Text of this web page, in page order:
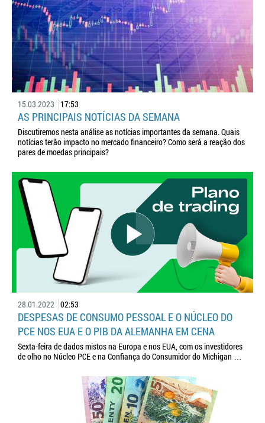
15.03.2023 17:53
AS PRINCIPAIS NOTÍCIAS DA SEMANA
Discutiremos nesta análise as notícias importantes da semana. Quais
notícias terão impacto no mercado financeiro? Como será a reação dos
pares de moedas principais?
28.01.2022 02:53
DESPESAS DE CONSUMO PESSOAL E O NÚCLEO DO
PCE NOS EUA E O PIB DA ALEMANHA EM CENA
Sexta-feira de dados mistos na Europa e nos EUA, com os investidores
de olho no Núcleo PCE e na Confiança do Consumidor do Michigan …